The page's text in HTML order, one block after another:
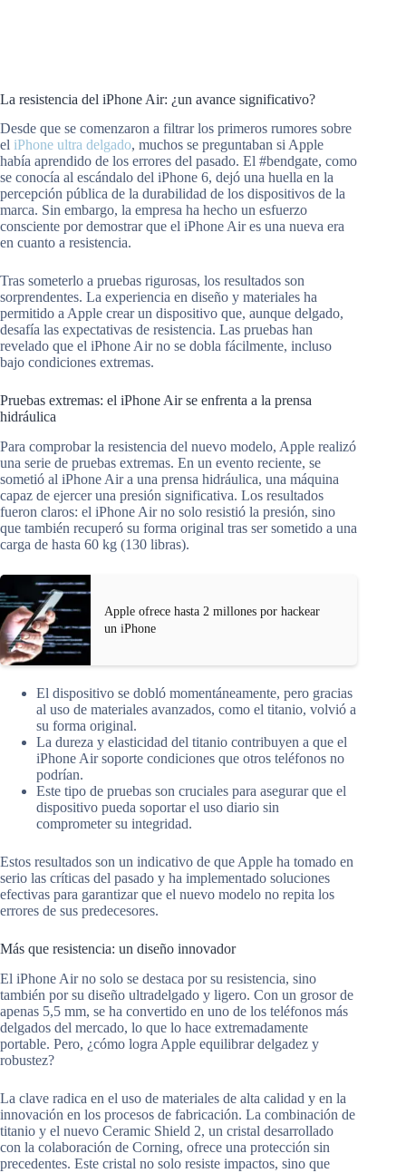
La resistencia del iPhone Air: ¿un avance significativo?
Desde que se comenzaron a filtrar los primeros rumores sobre
el iPhone ultra delgado, muchos se preguntaban si Apple
había aprendido de los errores del pasado. El #bendgate, como
se conocía al escándalo del iPhone 6, dejó una huella en la
percepción pública de la durabilidad de los dispositivos de la
marca. Sin embargo, la empresa ha hecho un esfuerzo
consciente por demostrar que el iPhone Air es una nueva era
en cuanto a resistencia.
Tras someterlo a pruebas rigurosas, los resultados son
sorprendentes. La experiencia en diseño y materiales ha
permitido a Apple crear un dispositivo que, aunque delgado,
desafía las expectativas de resistencia. Las pruebas han
revelado que el iPhone Air no se dobla fácilmente, incluso
bajo condiciones extremas.
Pruebas extremas: el iPhone Air se enfrenta a la prensa
hidráulica
Para comprobar la resistencia del nuevo modelo, Apple realizó
una serie de pruebas extremas. En un evento reciente, se
sometió al iPhone Air a una prensa hidráulica, una máquina
capaz de ejercer una presión significativa. Los resultados
fueron claros: el iPhone Air no solo resistió la presión, sino
que también recuperó su forma original tras ser sometido a una
carga de hasta 60 kg (130 libras).
Apple ofrece hasta 2 millones por hackear
un iPhone
El dispositivo se dobló momentáneamente, pero gracias
al uso de materiales avanzados, como el titanio, volvió a
su forma original.
La dureza y elasticidad del titanio contribuyen a que el
iPhone Air soporte condiciones que otros teléfonos no
podrían.
Este tipo de pruebas son cruciales para asegurar que el
dispositivo pueda soportar el uso diario sin
comprometer su integridad.
Estos resultados son un indicativo de que Apple ha tomado en
serio las críticas del pasado y ha implementado soluciones
efectivas para garantizar que el nuevo modelo no repita los
errores de sus predecesores.
Más que resistencia: un diseño innovador
El iPhone Air no solo se destaca por su resistencia, sino
también por su diseño ultradelgado y ligero. Con un grosor de
apenas 5,5 mm, se ha convertido en uno de los teléfonos más
delgados del mercado, lo que lo hace extremadamente
portable. Pero, ¿cómo logra Apple equilibrar delgadez y
robustez?
La clave radica en el uso de materiales de alta calidad y en la
innovación en los procesos de fabricación. La combinación de
titanio y el nuevo Ceramic Shield 2, un cristal desarrollado
con la colaboración de Corning, ofrece una protección sin
precedentes. Este cristal no solo resiste impactos, sino que